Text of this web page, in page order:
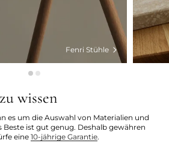
Fenri Stühle
wissen
es um die Auswahl von Materialien und
Beste ist gut genug. Deshalb gewähren
eine 10-jährige Garantie.